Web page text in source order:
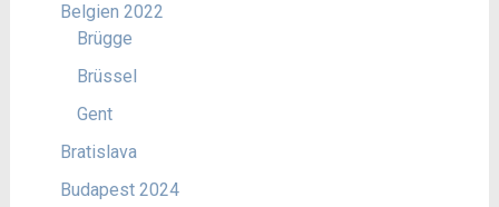
Belgien 2022
Brügge
Brüssel
Gent
Bratislava
Budapest 2024